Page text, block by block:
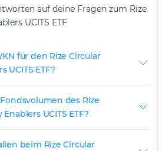
auf deine Fragen zum Rize
UCITS ETF
für den Rize Circular
UCITS ETF?
des Rize
UCITS ETF?
beim Rize Circular